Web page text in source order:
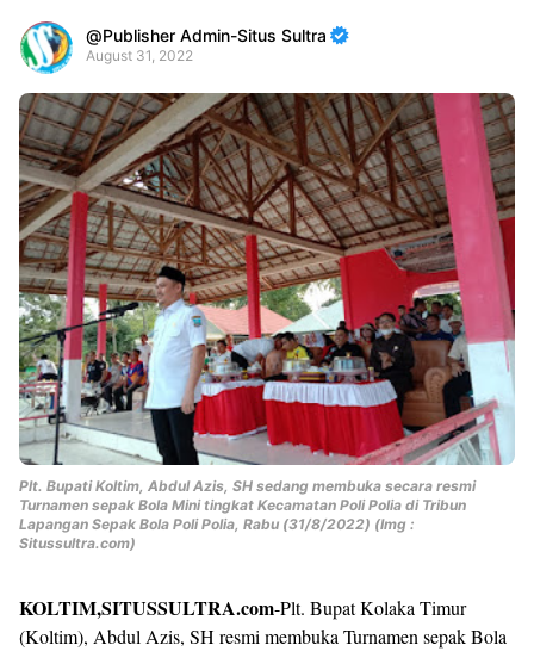
Publisher Admin-Situs Sultra
August 31, 2022
Premium
By
Raushan
Design
With
Shroff
Templates
Plt. Bupati Koltim, Abdul Azis, SH sedang membuka secara resmi
Turnamen sepak Bola Mini tingkat Kecamatan Poli Polia di Tribun
Lapangan Sepak Bola Poli Polia, Rabu (31/8/2022) (Img :
Situssultra.com)
KOLTIM,SITUSSULTRA.com-Plt. Bupat Kolaka Timur
(Koltim), Abdul Azis, SH resmi membuka Turnamen sepak Bola